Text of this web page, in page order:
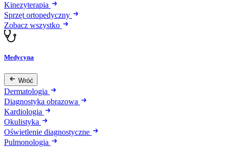
Kinezyterapia
Sprzęt ortopedyczny
Zobacz wszystko
Medycyna
Wróć
Dermatologia
Diagnostyka obrazowa
Kardiologia
Okulistyka
Oświetlenie diagnostyczne
Pulmonologia